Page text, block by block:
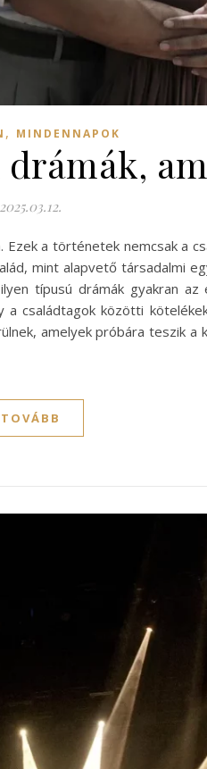
, MINDENNAPOK
2025.03.12.
a történetek nemcsak a
mint alapvető társadalmi
típusú drámák gyakran
családtagok közötti
amelyek próbára teszik
TOVÁBB